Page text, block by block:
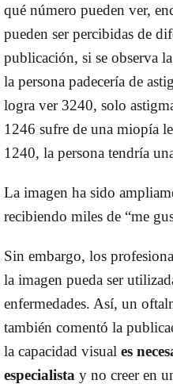
qué número pueden ver,
pueden ser percibidas de
publicación, si se observa
la persona padecería de
logra ver 3240, solo
1246 sufre de una miopía
1240, la persona tendría
La imagen ha sido
recibiendo miles de “me
Sin embargo, los
la imagen pueda ser
enfermedades. Así, un
también comentó la
la capacidad visual es
especialista y no creer en